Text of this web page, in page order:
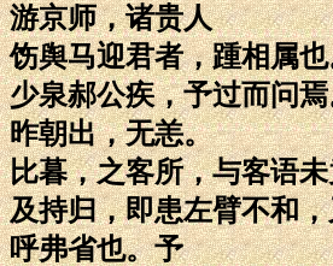
游京师，诸贵人
饬舆马迎君者，踵相属
少泉郝公疾，予过而问
昨朝出，无恙。
比暮，之客所，与客语
及持归，即患左臂不和
呼弗省也。予